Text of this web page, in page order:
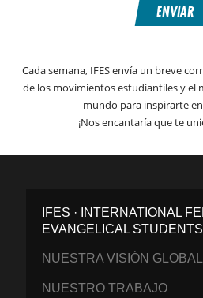
ENVIAR
Cada semana, IFES envía un breve
de los movimientos estudiantiles y el
mundo para inspirarte
¡Nos encantaría que te
IFES · INTERNATIONAL
EVANGELICAL STUDENTS
NUESTRA VISIÓN GLOBAL
NUESTRO TRABAJO